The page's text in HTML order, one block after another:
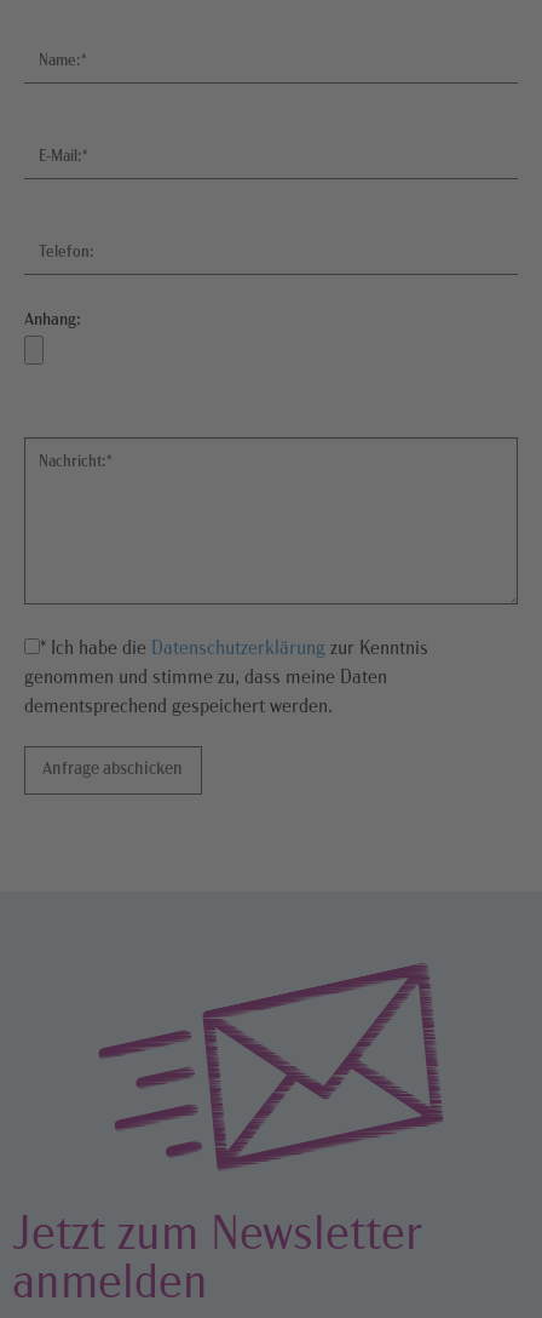
Name:*
E-Mail:*
Telefon:
Anhang:
Nachricht:*
* Ich habe die Datenschutzerklärung zur Kenntnis
genommen und stimme zu, dass meine Daten
dementsprechend gespeichert werden.
Jetzt zum Newsletter
anmelden